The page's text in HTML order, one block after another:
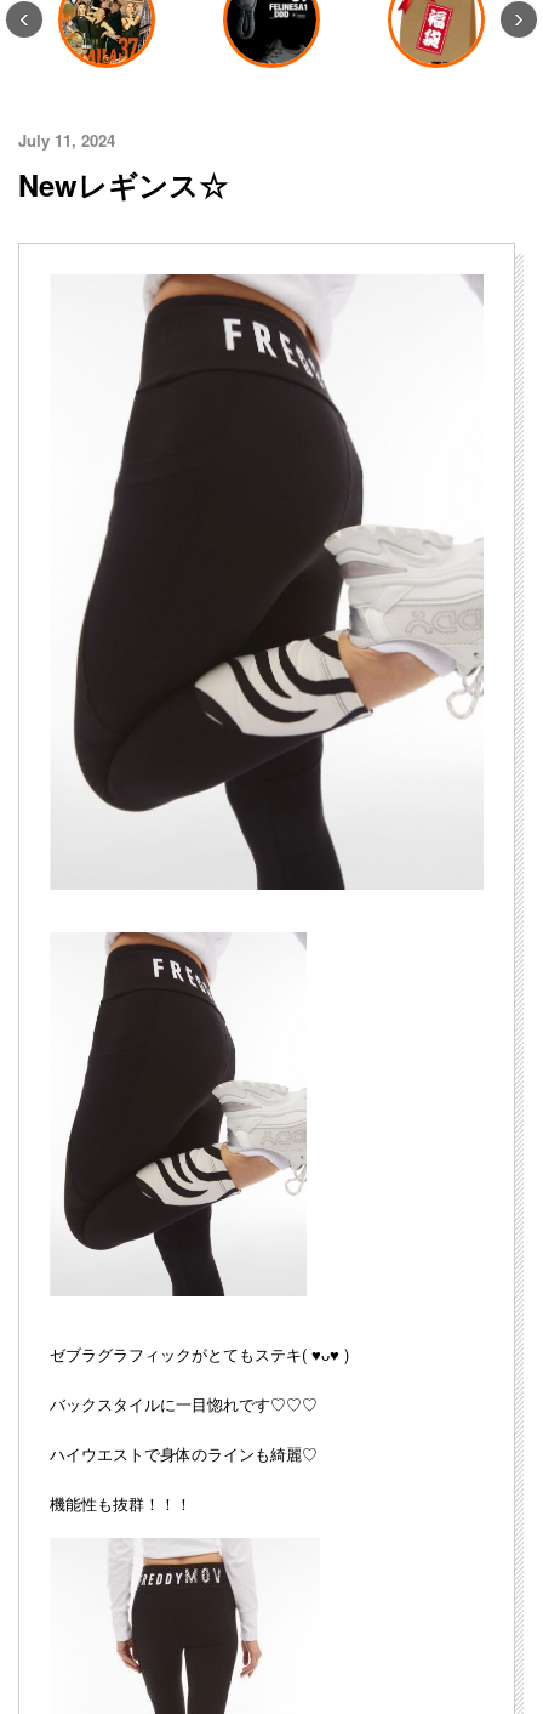
‹ ›
July 11, 2024
Newレギンス☆
ゼブラグラフィックがとてもステキ( ♥ᴗ♥ )
バックスタイルに一目惚れです♡♡♡
ハイウエストで身体のラインも綺麗♡
機能性も抜群！！！